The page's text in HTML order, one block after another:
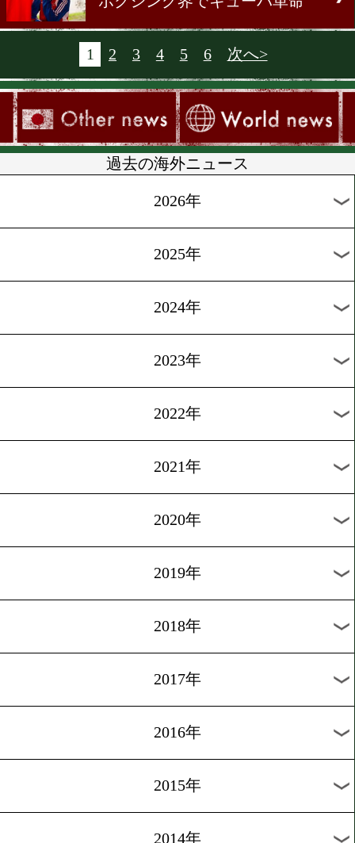
2020年東京五輪開催へ
キューバがメキシコを封じ
[試合結果]2013.9.1
[前日計量]2013.8.31
エルナンデスVS角谷
[WSB]2013.8.31
ボクシング界でキューバ革
過去の海外ニュース
2026年
2025年
2024年
2023年